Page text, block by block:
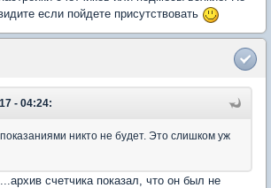
если пойдете присутствовать
- 04:24:
никто не будет. Это слишком уж
счетчика показал, что он был не